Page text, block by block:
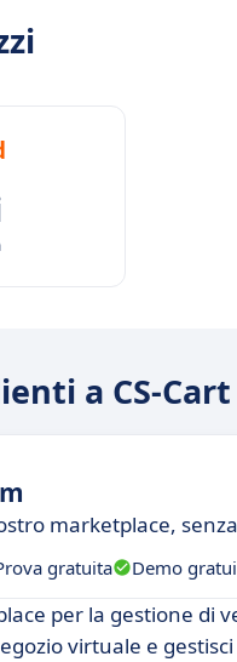
a CS-Cart
marketplace,
gratuita Demo
per la gestione di
virtuale e